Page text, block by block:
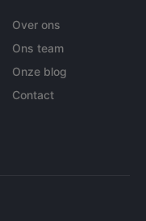
Over ons
Ons team
Onze blog
Contact